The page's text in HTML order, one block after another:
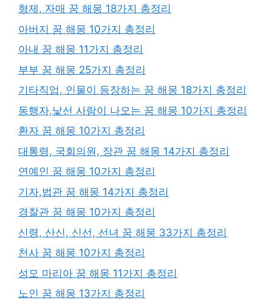
형제, 자매 꿈 해몽 18가지 총정리
아버지 꿈 해몽 10가지 총정리
아내 꿈 해몽 11가지 총정리
부부 꿈 해몽 25가지 총정리
기타직업, 인물이 등장하는 꿈 해몽 18가지 총정리
동행자,낯선 사람이 나오는 꿈 해몽 10가지 총정리
환자 꿈 해몽 10가지 총정리
대통령, 국회의원, 장관 꿈 해몽 14가지 총정리
연예인 꿈 해몽 10가지 총정리
기자,법관 꿈 해몽 14가지 총정리
경찰관 꿈 해몽 10가지 총정리
신령, 산신, 신선, 선녀 꿈 해몽 33가지 총정리
천사 꿈 해몽 10가지 총정리
성모 마리아 꿈 해몽 11가지 총정리
노인 꿈 해몽 13가지 총정리